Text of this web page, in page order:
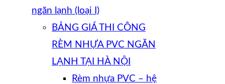
ngăn lạnh (loại I)
BẢNG GIÁ THI CÔNG
RÈM NHỰA PVC NGĂN
LẠNH TẠI HÀ NỘI
Rèm nhựa PVC – hệ